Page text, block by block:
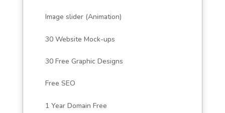
Image slider (Animation)
30 Website Mock-ups
30 Free Graphic Designs
Free SEO
1 Year Domain Free